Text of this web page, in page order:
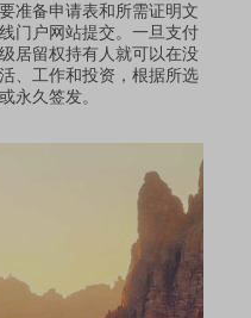
准备申请表和所需证明文
门户网站提交。一旦支付
居留权持有人就可以在没
、工作和投资，根据所选
永久签发。